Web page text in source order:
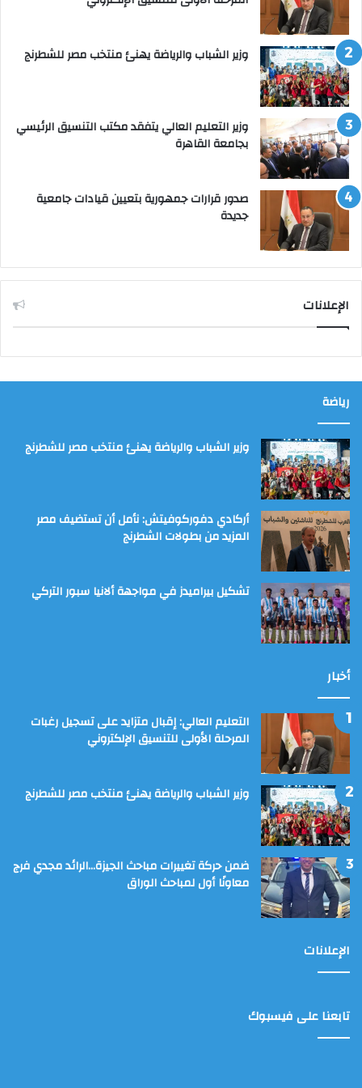
وزير الشباب والرياضة يهنئ منتخب مصر للشطرنج
وزير التعليم العالي يتفقد مكتب التنسيق الرئيسي
بجامعة القاهرة
صدور قرارات جمهورية بتعيين قيادات جامعية
جديدة
الإعلانات
رياضة
وزير الشباب والرياضة يهنئ منتخب مصر للشطرنج
أركادي دفوركوفيتش: نأمل أن تستضيف مصر
المزيد من بطولات الشطرنج
تشكيل بيراميدز في مواجهة ألانيا سبور التركي
أخبار
التعليم العالي: إقبال متزايد على تسجيل رغبات
المرحلة الأولى للتنسيق الإلكتروني
وزير الشباب والرياضة يهنئ منتخب مصر للشطرنج
ضمن حركة تغييرات مباحث الجيزة…الرائد مجدي فرج
معاونًا أول لمباحث الوراق
الإعلانات
تابعنا على فيسبوك